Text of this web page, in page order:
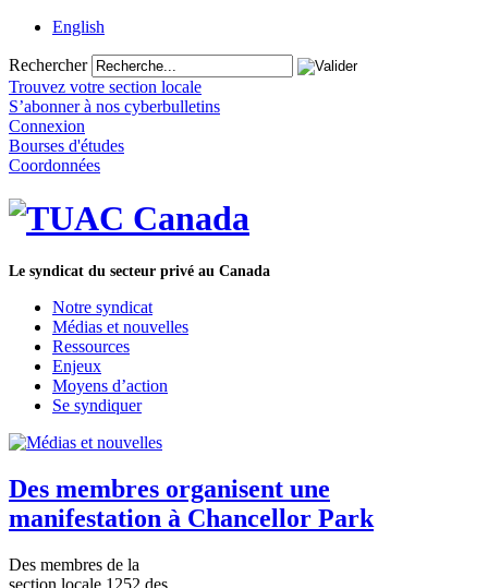
English
Rechercher
Trouvez votre section locale
S’abonner à nos cyberbulletins
Connexion
Bourses d'études
Coordonnées
Le syndicat du secteur privé au Canada
Notre syndicat
Médias et nouvelles
Ressources
Enjeux
Moyens d’action
Se syndiquer
Des membres organisent une
manifestation à Chancellor Park
Des membres de la
section locale 1252 des